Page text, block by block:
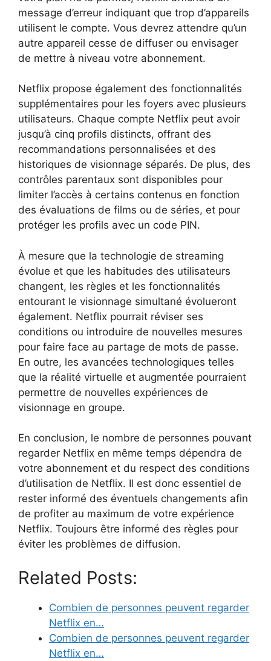
message d’erreur indiquant que trop d’appareils
utilisent le compte. Vous devrez attendre qu’un
autre appareil cesse de diffuser ou envisager
de mettre à niveau votre abonnement.
Netflix propose également des fonctionnalités
supplémentaires pour les foyers avec plusieurs
utilisateurs. Chaque compte Netflix peut avoir
jusqu’à cinq profils distincts, offrant des
recommandations personnalisées et des
historiques de visionnage séparés. De plus, des
contrôles parentaux sont disponibles pour
limiter l’accès à certains contenus en fonction
des évaluations de films ou de séries, et pour
protéger les profils avec un code PIN.
À mesure que la technologie de streaming
évolue et que les habitudes des utilisateurs
changent, les règles et les fonctionnalités
entourant le visionnage simultané évolueront
également. Netflix pourrait réviser ses
conditions ou introduire de nouvelles mesures
pour faire face au partage de mots de passe.
En outre, les avancées technologiques telles
que la réalité virtuelle et augmentée pourraient
permettre de nouvelles expériences de
visionnage en groupe.
En conclusion, le nombre de personnes pouvant
regarder Netflix en même temps dépendra de
votre abonnement et du respect des conditions
d’utilisation de Netflix. Il est donc essentiel de
rester informé des éventuels changements afin
de profiter au maximum de votre expérience
Netflix. Toujours être informé des règles pour
éviter les problèmes de diffusion.
Related Posts:
Combien de personnes peuvent regarder
Netflix en…
Combien de personnes peuvent regarder
Netflix en…